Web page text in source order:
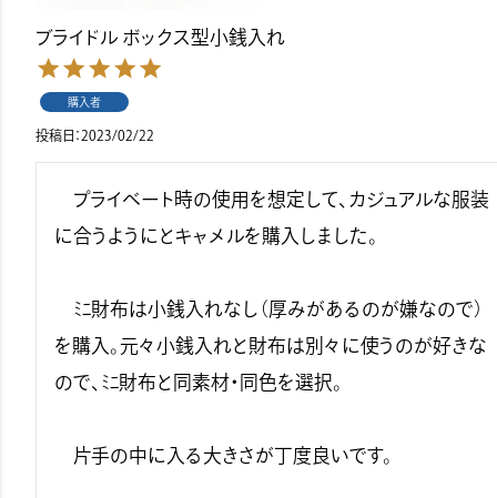
ブライドル ボックス型小銭入れ
購入者
投稿日 2023/02/22
プライベート時の使用を想定して、カジュアルな服装
に合うようにとキャメルを購入しました。
ﾐﾆ財布は小銭入れなし（厚みがあるのが嫌なので）
を購入。元々小銭入れと財布は別々に使うのが好きな
ので、ﾐﾆ財布と同素材・同色を選択。
片手の中に入る大きさが丁度良いです。